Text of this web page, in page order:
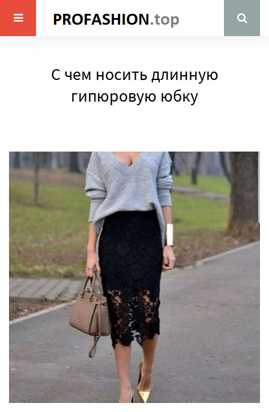
С чем носить длинную
гипюровую юбку